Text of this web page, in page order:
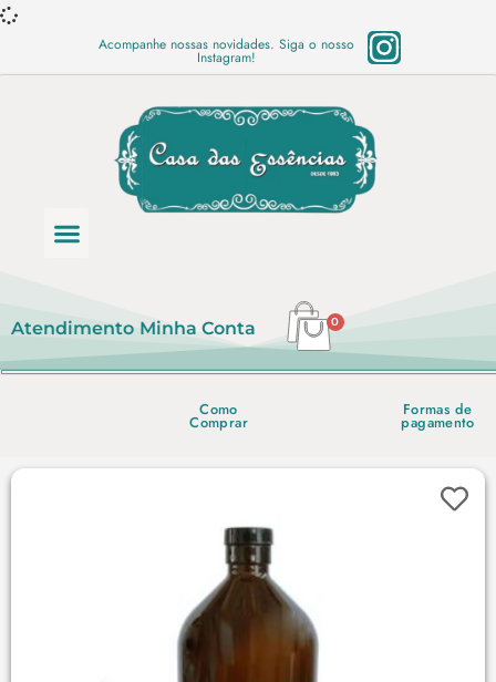
Acompanhe nossas novidades. Siga o nosso
Instagram!
Atendimento Minha Conta 0
Como
Comprar
Formas de
pagamento